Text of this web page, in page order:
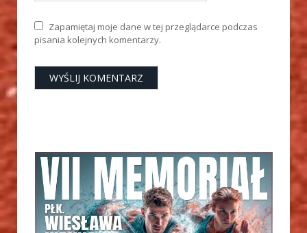
Zapamiętaj moje dane w tej przeglądarce podczas
pisania kolejnych komentarzy.